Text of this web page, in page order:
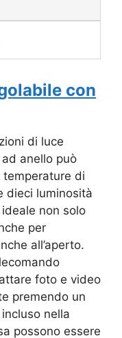
con
di luce
anello può
di
dieci luminosità
non solo
per
all’aperto.
foto e video
premendo un
nella
possono essere